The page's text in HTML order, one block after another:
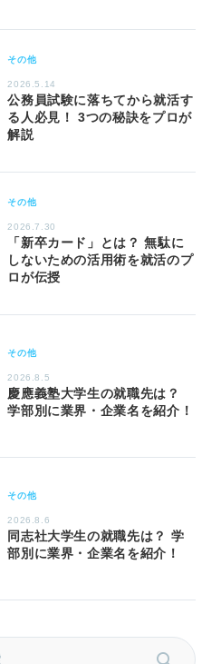
その他
2026.5.14
公務員試験に落ちてから就活す
る人必見！ 3つの秘訣をプロが
解説
その他
2026.7.30
「新卒カード」とは？ 無駄に
しないための活用術を就活のプ
ロが伝授
その他
2026.8.5
慶應義塾大学生の就職先は？
学部別に業界・企業名を紹介！
その他
2026.8.6
同志社大学生の就職先は？ 学
部別に業界・企業名を紹介！